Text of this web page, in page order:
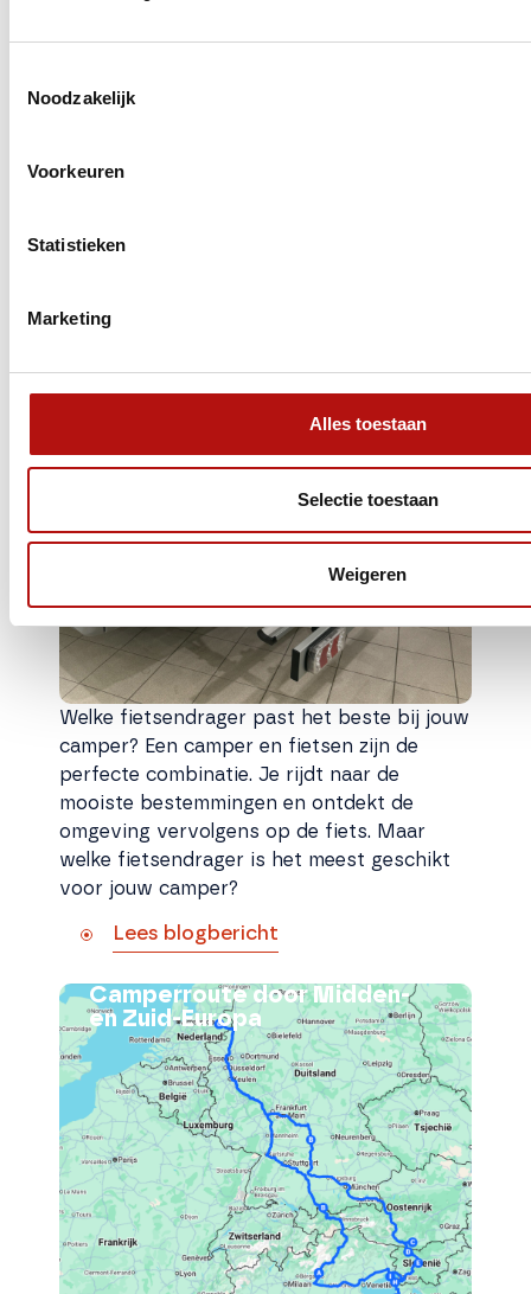
Noodzakelijk
Voorkeuren
Statistieken
Marketing
Alles toestaan
Selectie toestaan
Weigeren
Welke fietsendrager past het beste bij jouw
camper? Een camper en fietsen zijn de
perfecte combinatie. Je rijdt naar de
mooiste bestemmingen en ontdekt de
omgeving vervolgens op de fiets. Maar
welke fietsendrager is het meest geschikt
voor jouw camper?
Lees blogbericht
Camperroute door Midden-
en Zuid-Europa